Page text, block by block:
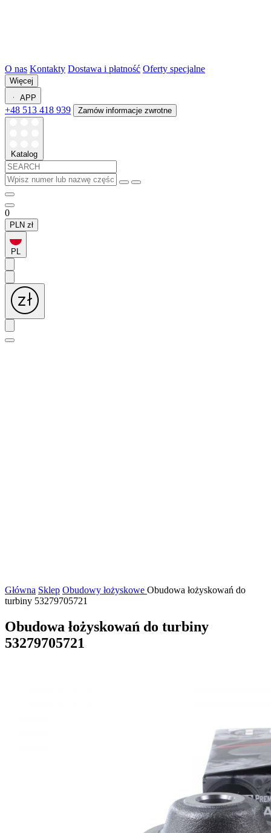
O nas Kontakty Dostawa i płatność Oferty specjalne
Więcej
APP
+48 513 418 939 Zamów informacje zwrotne
Katalog
0
PLN zł
PL
Główna Sklep Obudowy łożyskowe Obudowa łożyskowań do
turbiny 53279705721
Obudowa łożyskowań do turbiny
53279705721